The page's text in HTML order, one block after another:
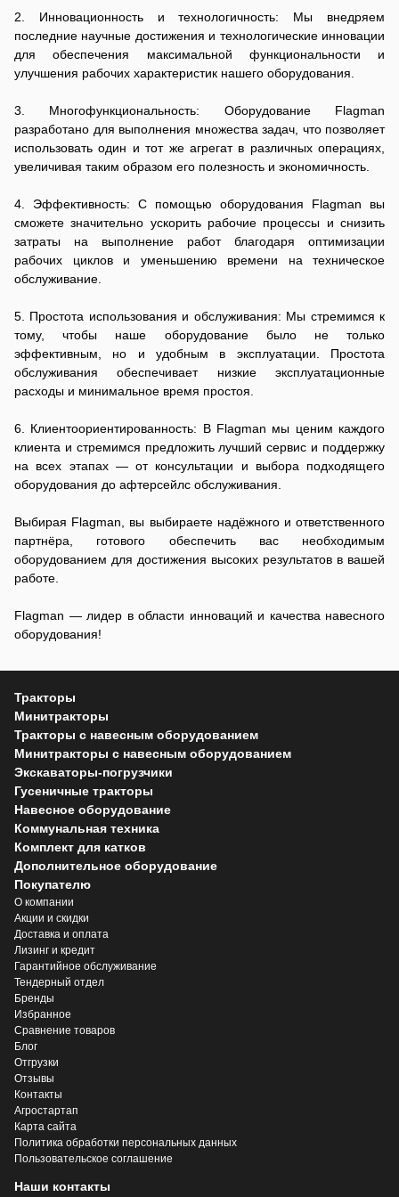
2. Инновационность и технологичность: Мы внедряем
последние научные достижения и технологические инновации
для обеспечения максимальной функциональности и
улучшения рабочих характеристик нашего оборудования.
3. Многофункциональность: Оборудование Flagman
разработано для выполнения множества задач, что позволяет
использовать один и тот же агрегат в различных операциях,
увеличивая таким образом его полезность и экономичность.
4. Эффективность: С помощью оборудования Flagman вы
сможете значительно ускорить рабочие процессы и снизить
затраты на выполнение работ благодаря оптимизации
рабочих циклов и уменьшению времени на техническое
обслуживание.
5. Простота использования и обслуживания: Мы стремимся к
тому, чтобы наше оборудование было не только
эффективным, но и удобным в эксплуатации. Простота
обслуживания обеспечивает низкие эксплуатационные
расходы и минимальное время простоя.
6. Клиентоориентированность: В Flagman мы ценим каждого
клиента и стремимся предложить лучший сервис и поддержку
на всех этапах — от консультации и выбора подходящего
оборудования до афтерсейлс обслуживания.
Выбирая Flagman, вы выбираете надёжного и ответственного
партнёра, готового обеспечить вас необходимым
оборудованием для достижения высоких результатов в вашей
работе.
Flagman — лидер в области инноваций и качества навесного
оборудования!
Тракторы
Минитракторы
Тракторы с навесным оборудованием
Минитракторы с навесным оборудованием
Экскаваторы-погрузчики
Гусеничные тракторы
Навесное оборудование
Коммунальная техника
Комплект для катков
Дополнительное оборудование
Покупателю
О компании
Акции и скидки
Доставка и оплата
Лизинг и кредит
Гарантийное обслуживание
Тендерный отдел
Бренды
Избранное
Сравнение товаров
Блог
Отгрузки
Отзывы
Контакты
Агростартап
Карта сайта
Политика обработки персональных данных
Пользовательское соглашение
Наши контакты